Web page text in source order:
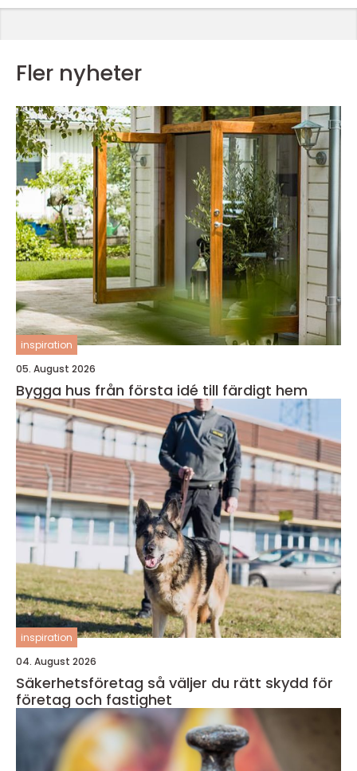
Fler nyheter
inspiration
05. August 2026
Bygga hus från första idé till färdigt hem
inspiration
04. August 2026
Säkerhetsföretag så väljer du rätt skydd för
företag och fastighet